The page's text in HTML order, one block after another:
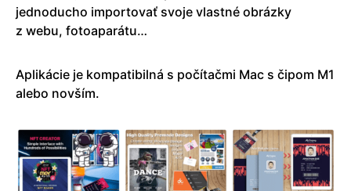
jednoducho importovať svoje vlastné obrázky
z webu, fotoaparátu…
Aplikácie je kompatibilná s počítačmi Mac s čipom M1
alebo novším.